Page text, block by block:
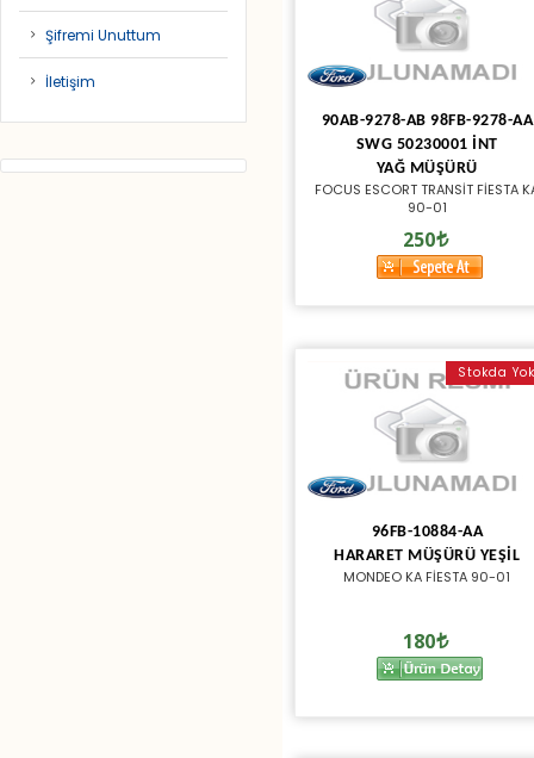
Şifremi Unuttum
İletişim
90AB-9278-AB 98FB-9278-AA
SWG 50230001 İNT
YAĞ MÜŞÜRÜ
FOCUS ESCORT TRANSİT FİESTA
90-01
250
Stokda Yok
96FB-10884-AA
HARARET MÜŞÜRÜ YEŞİL
MONDEO KA FİESTA 90-01
180